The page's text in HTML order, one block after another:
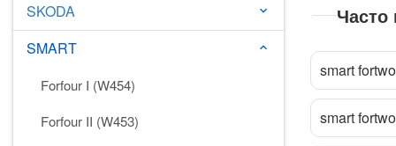
SKODA keyboard_arrow_down
SMART keyboard_arrow_down
Forfour I (W454)
Forfour II (W453)
Часто
smart fortwo
smart